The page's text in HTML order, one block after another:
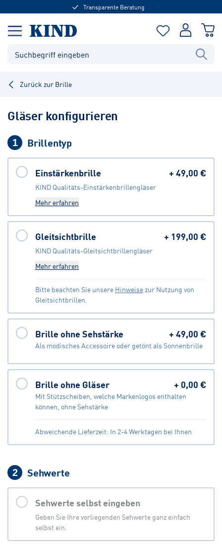
Transparente Beratung
Zurück zur Brille
Gläser konfigurieren
1 Brillentyp
Einstärkenbrille +49,00 €
KIND Qualitäts-Einstärkenbrillengläser
Mehr erfahren
Gleitsichtbrille + 199,00 €
KIND Qualitäts-Gleitsichtbrillengläser
Mehr erfahren
Bitte beachten Sie unsere Hinweisezur Nutzung von
Gleitsichtbrillen.
Brille ohne Sehstärke +49,00 €
Als modisches Accessoire oder getönt als Sonnenbrille
Brille ohne Gläser + 0,00 €
Mit Stützscheiben, welche Markenlogos enthalten
können, ohne Sehstärke
Abweichende Lieferzeit: In 2-4 Werktagen bei Ihnen
2 Sehwerte
Sehwerte selbst eingeben
Geben Sie Ihre vorliegenden Sehwerte ganz einfach
selbst ein.